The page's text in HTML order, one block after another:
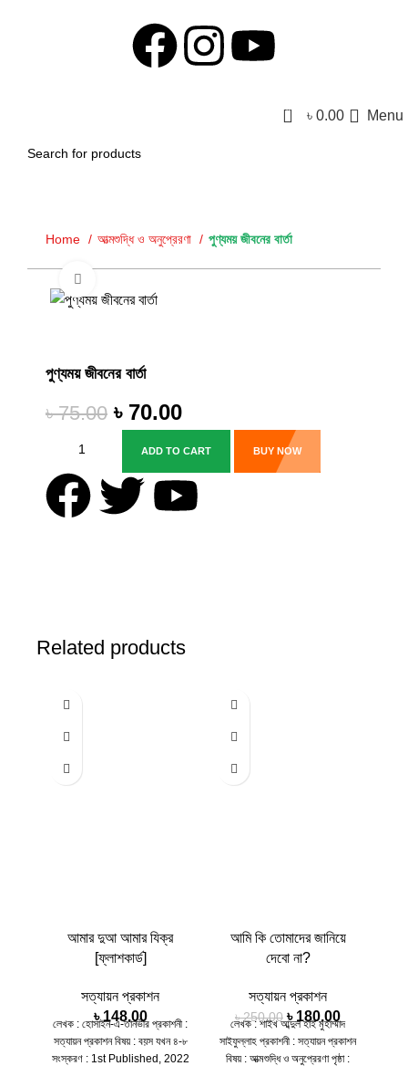
0 ৳ 0.00 Menu
Home আত্মশুদ্ধি ও অনুপ্রেরণা পুণ্যময় জীবনের বার্তা
পুণ্যময় জীবনের বার্তা
৳75.00 ৳ 70.00
ADD TO CART BUY NOW
Related products
আমার দুআ আমার যিক্‌র
[ফ্লাশকার্ড]
সত্যায়ন প্রকাশন
৳148.00
লেখক : হোসাইন-এ-তানভীর প্রকাশনী :
সত্যায়ন প্রকাশনবিষয় : বয়স যখন ৪-৮
সংস্করণ : 1st Published, 2022
-28%
আমি কি তোমাদের জানিয়ে
দেবো না?
সত্যায়ন প্রকাশন
৳250.00 ৳ 180.00
লেখক : শাইখ আব্দুল হাই মুহাম্মাদ
সাইফুল্লাহ প্রকাশনী : সত্যায়ন প্রকাশন
বিষয় : আত্মশুদ্ধি ও অনুপ্রেরণা পৃষ্ঠা :